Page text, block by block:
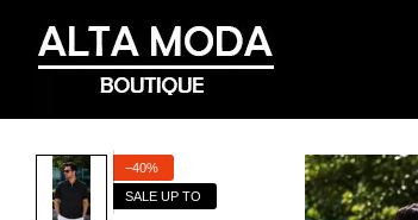
−40%
SALE UP TO